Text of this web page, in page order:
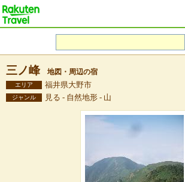
三ノ峰 地図・周辺の宿
エリア 福井県大野市
ジャンル 見る - 自然地形 - 山